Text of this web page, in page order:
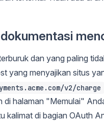
dan yang paling
yang menyajikan situs
v2/charge
halaman "Memulai"
kalimat di bagian OAuth